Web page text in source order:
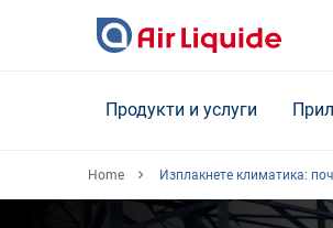
Продукти и услуги
Home Изплакнете климатика: